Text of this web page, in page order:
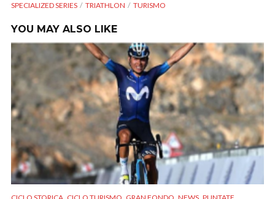
SPECIALIZED SERIES
TRIATHLON TURISMO
YOU MAY ALSO LIKE
, , , ,